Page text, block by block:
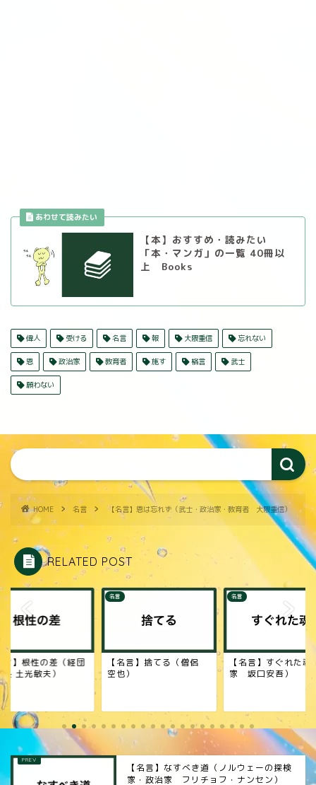
【本】おすすめ・読みたい
「本・マンガ」の一覧 40冊以
上 Books
偉人 受ける 名言 報 大隈重信 忘れない
恩 政治家 教育者 施す 格言 武士
願わない
HOME 名言 【名言】恩は忘れず（武士・政治家・教育者 大隈重信）
RELATED POST
言】捨てる（僧侶
）
名言
【名言】すぐれた魂（作
家 坂口安吾）
名言
【名言】幸福（本田
工業創業者 本田宗
【名言】なすべき道（ノルウェーの探検
家・政治家 フリチョフ・ナンセン）